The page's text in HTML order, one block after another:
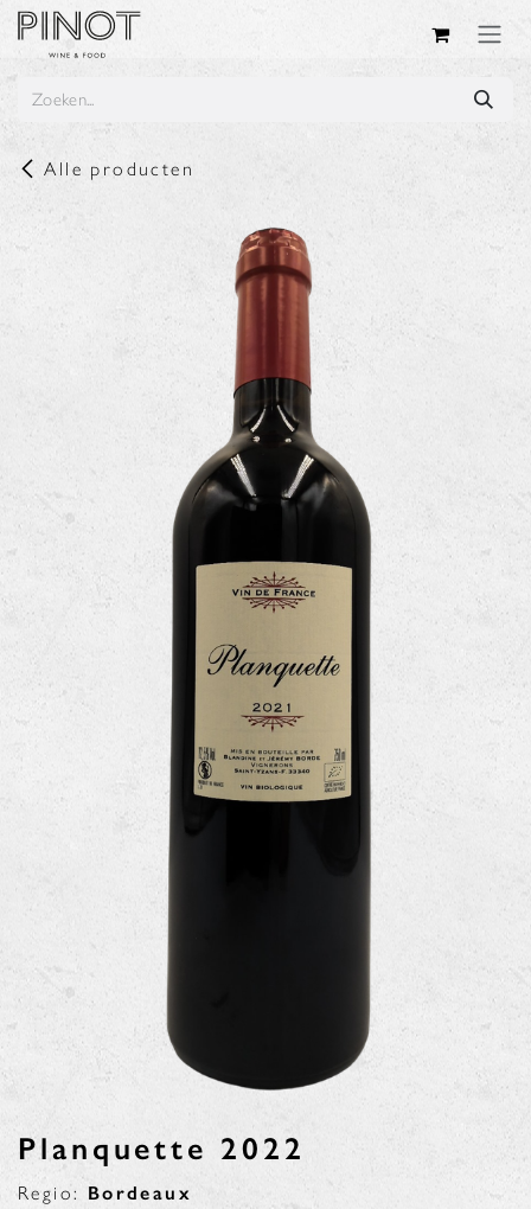
Overslaan naar inhoud
Alle producten
Planquette 2022
Regio: Bordeaux